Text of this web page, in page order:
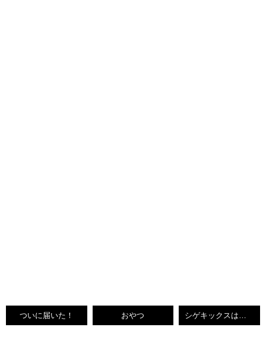
ついに届いた！ おやつ シゲキックスはダメだー